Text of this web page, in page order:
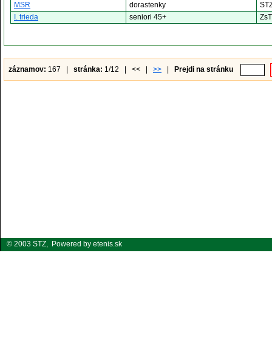
MSR
dorastenky
I. trieda
seniori 45+
záznamov: 167 | stránka: 1/12 | << | >> Prejdi na stránku
© 2003 STZ, Powered by etenis.sk